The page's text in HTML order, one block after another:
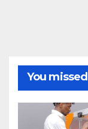
You missed